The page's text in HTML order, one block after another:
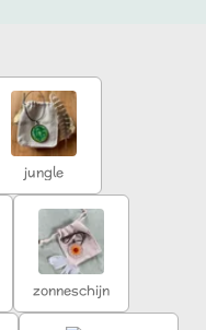
jungle
zonneschijn